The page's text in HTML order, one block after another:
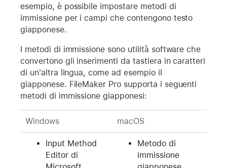
esempio, è possibile impostare metodi di
immissione per i campi che contengono testo
giapponese.
I metodi di immissione sono utilità software che
convertono gli inserimenti da tastiera in caratteri
di un'altra lingua, come ad esempio il
giapponese. FileMaker Pro supporta i seguenti
metodi di immissione giapponesi:
Windows macOS
Input Method
Editor di
Metodo di
immissione